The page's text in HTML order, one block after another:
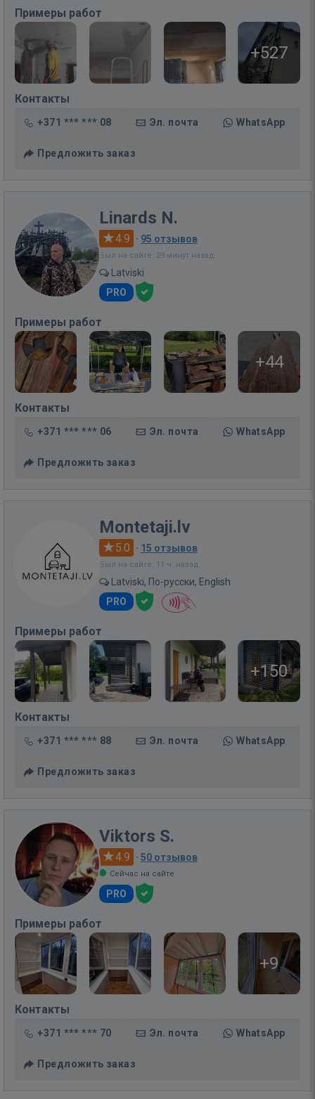
Примеры работ
+527
Контакты
+371 *** *** 08 Эл. почта WhatsApp
Предложить заказ
Linards N.
4.9 · 95 отзывов
Был на сайте: 29 минут назад
Latviski
PRO
Примеры работ
+44
Контакты
+371 *** *** 06 Эл. почта WhatsApp
Предложить заказ
Montetaji.lv
5.0 · 15 отзывов
Был на сайте: 11 ч. назад
Latviski, По-русски, English
PRO
Примеры работ
+150
Контакты
+371 *** *** 88 Эл. почта WhatsApp
Предложить заказ
Viktors S.
4.9 · 50 отзывов
Сейчас на сайте
PRO
Примеры работ
+9
Контакты
+371 *** *** 70 Эл. почта WhatsApp
Предложить заказ